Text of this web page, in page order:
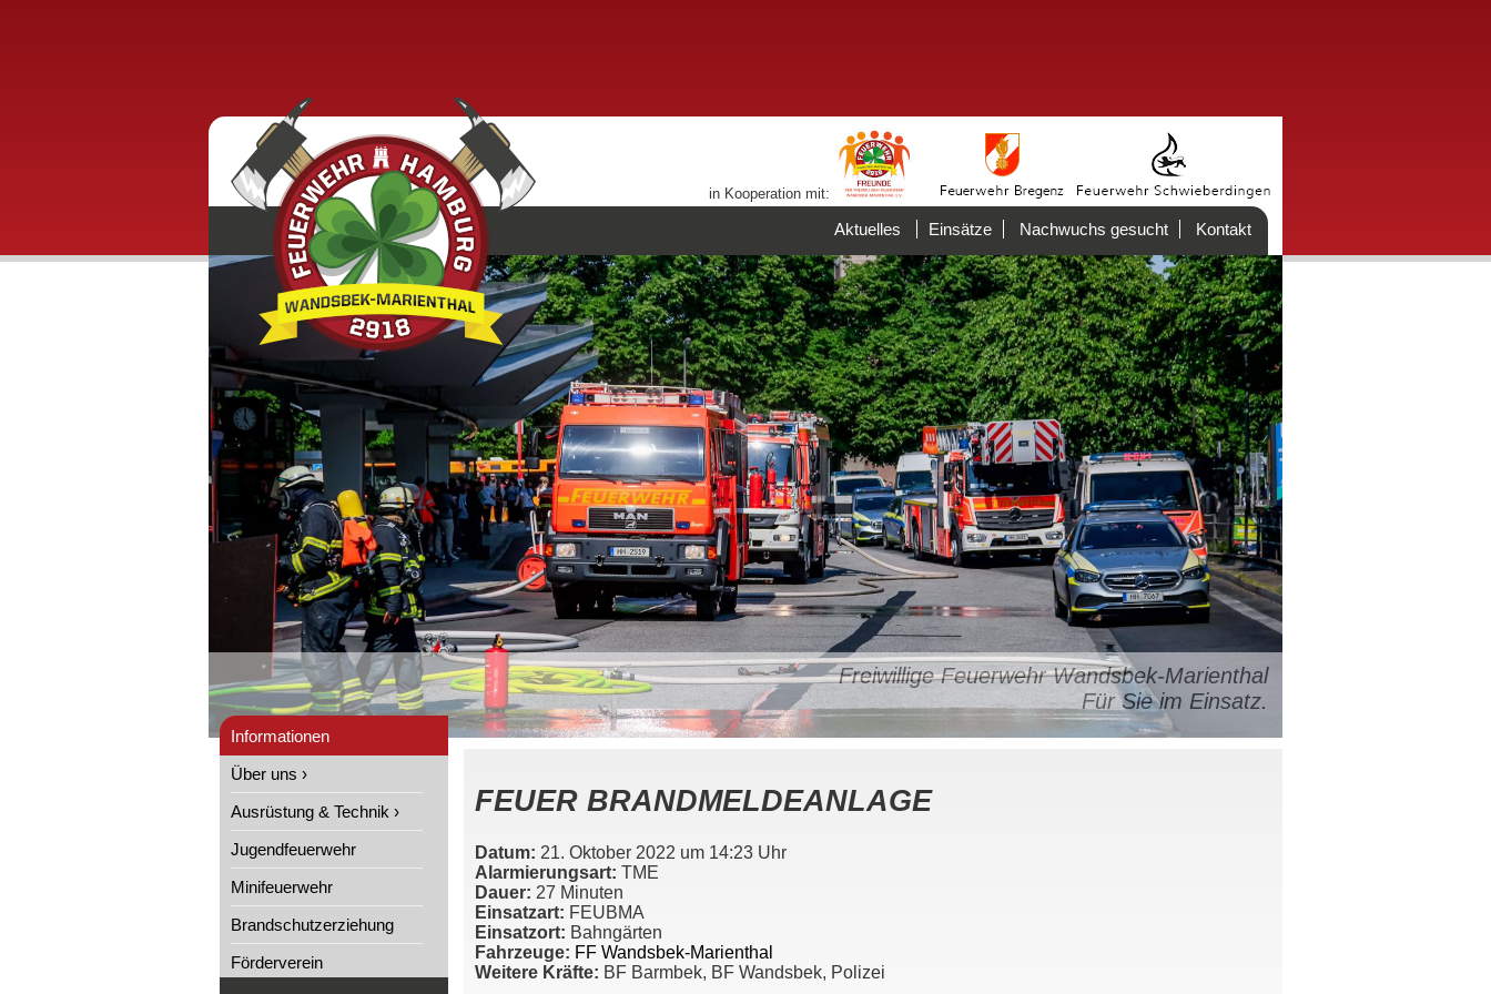
in Kooperation mit:
Aktuelles Einsätze Nachwuchs gesucht Kontakt
Freiwillige Feuerwehr Wandsbek-Marienthal
Für Sie im Einsatz.
Informationen
Über uns ›
Ausrüstung & Technik ›
Jugendfeuerwehr
Minifeuerwehr
Brandschutzerziehung
Förderverein
FEUER BRANDMELDEANLAGE
Datum: 21. Oktober 2022 um 14:23 Uhr
Alarmierungsart: TME
Dauer: 27 Minuten
Einsatzart: FEUBMA
Einsatzort: Bahngärten
Fahrzeuge: FF Wandsbek-Marienthal
Weitere Kräfte: BF Barmbek, BF Wandsbek, Polizei